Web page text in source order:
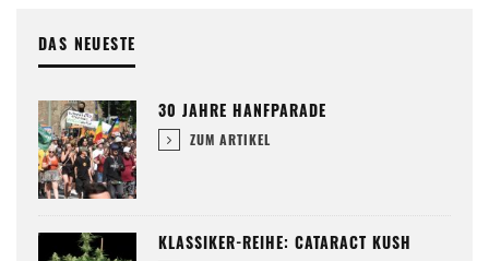
DAS NEUESTE
30 JAHRE HANFPARADE
ZUM ARTIKEL
KLASSIKER-REIHE: CATARACT KUSH